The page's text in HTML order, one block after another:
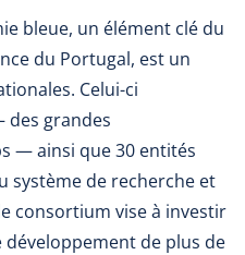
bleue, un élément clé du
du Portugal, est un
Celui-ci
grandes
— ainsi que 30 entités
système de recherche et
consortium vise à investir
développement de plus de